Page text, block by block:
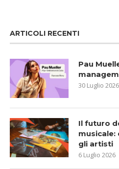
ARTICOLI RECENTI
Pau
30 Luglio 2026
Il futuro
musicale:
gli artisti
6 Luglio 2026